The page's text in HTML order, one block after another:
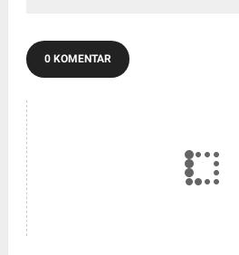
0 KOMENTAR